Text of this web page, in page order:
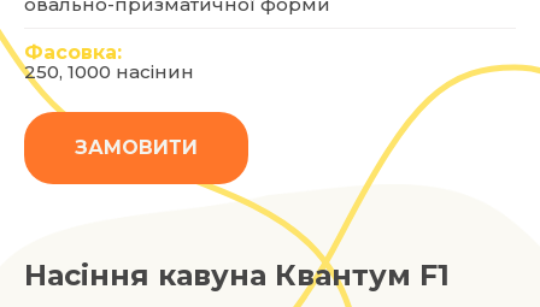
Фасовка:
250, 1000 насінин
ЗАМОВИТИ
Насіння кавуна Квантум F1